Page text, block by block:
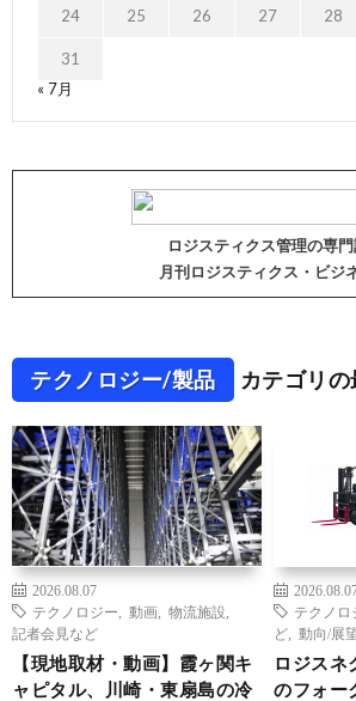
24 25 26 27 28
31
« 7月
ロジスティクス管理の専
月刊ロジスティクス・ビジ
テクノロジー/製品 カテゴリ
2026.08.07
テクノロジー
動画 物流施設
記者会見など
【現地取材・動画】霞ヶ関キ
ャピタル、川崎・東扇島の冷
テクノロ
ど
動向/展
ロジスネ
のフォー